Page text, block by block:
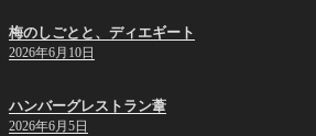
梅のしごとと、ディエギート
2026年6月10日
ハンバーグレストラン葦
2026年6月5日